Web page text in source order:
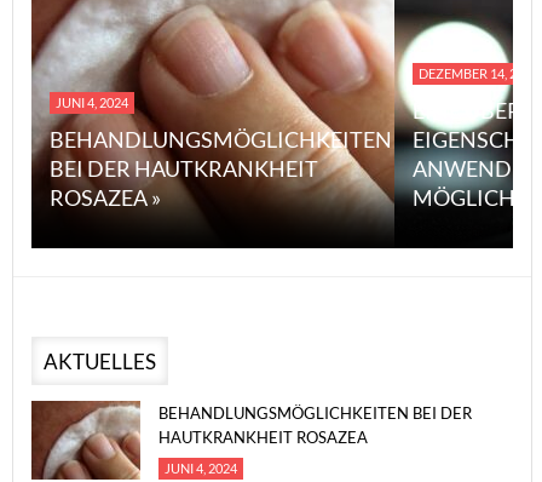
JUNI 4, 2024
BEHANDLUNGSMÖGLICHKEITEN
BEI DER HAUTKRANKHEIT
ROSAZEA »
DEZEMBER 14, 2023
EINE
MÖGLICHE
AKTUELLES
BEHANDLUNGSMÖGLICHKEITEN BEI DER
HAUTKRANKHEIT ROSAZEA
JUNI 4, 2024